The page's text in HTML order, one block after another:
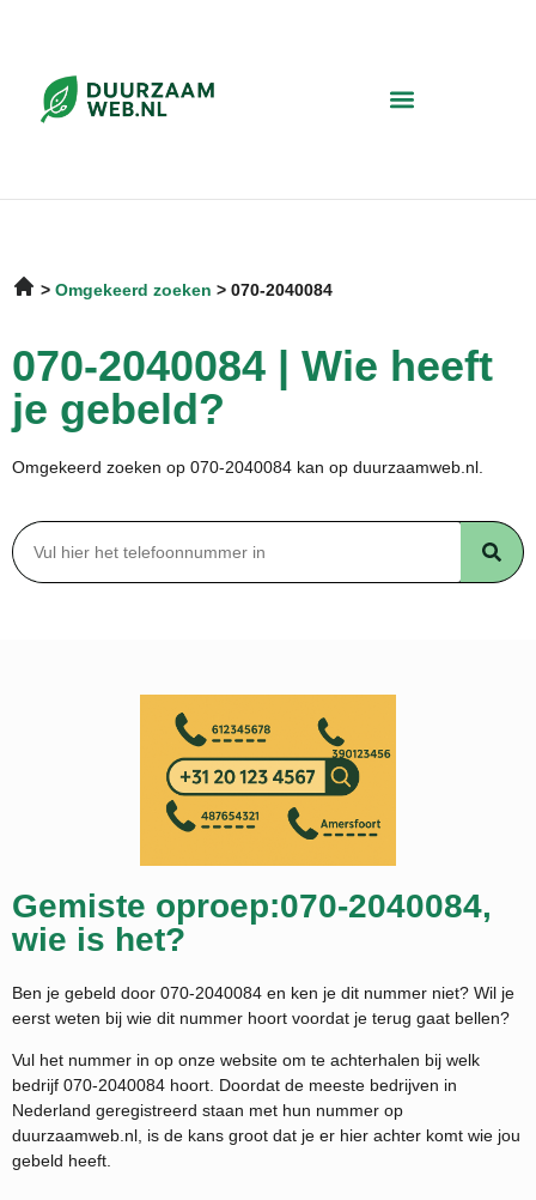
Omgekeerd zoeken 070-2040084
070-2040084 | Wie heeft
je gebeld?
Omgekeerd zoeken op 070-2040084 kan op duurzaamweb.nl.
Gemiste oproep:070-2040084,
wie is het?
Ben je gebeld door 070-2040084 en ken je dit nummer niet? Wil je
eerst weten bij wie dit nummer hoort voordat je terug gaat bellen?
Vul het nummer in op onze website om te achterhalen bij welk
bedrijf 070-2040084 hoort. Doordat de meeste bedrijven in
Nederland geregistreerd staan met hun nummer op
duurzaamweb.nl, is de kans groot dat je er hier achter komt wie jou
gebeld heeft.